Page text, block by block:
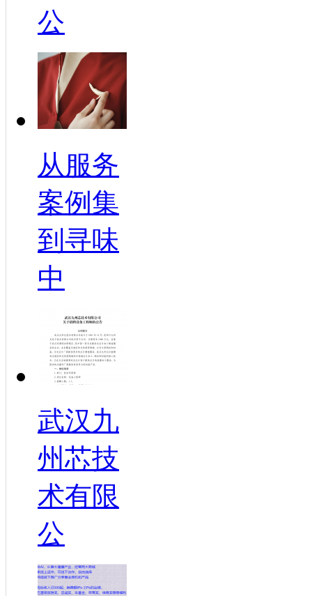
公
从服务
案例集
到寻味
中
武汉九
州芯技
术有限
公